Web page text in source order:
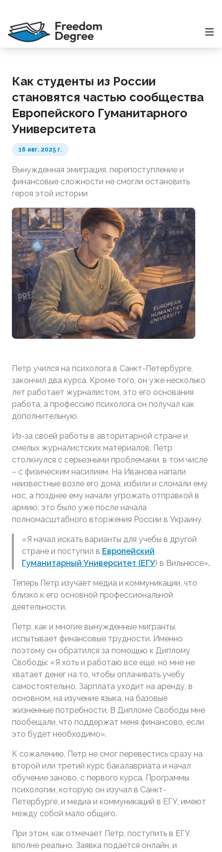
Как студенты из России
становятся частью сообщества
Европейского Гуманитарного
Университета
16 авг. 2025 г.
Вынужденная эмиграция, перепоступление и
финансовые сложности не смогли остановить
героя этой истории
Петр учился на психолога в Санкт-Петербурге,
закончил два курса. Кроме того, он уже несколько
лет работает журналистом, это его основания
работа, а профессию психолога он получал как
дополнительную.
Из-за своей работы в авторитарной стране и
смелых журналистских материалов, Петр
столкнулся с серьезными проблемами, в том числе
– с физическим насилием. На Иванова напали
неизвестные возле его дома, избили и сломали ему
нос, а позднее ему начали угрожать отправкой в
армию, это было уже после начала
полномасштабного вторжения России в Украину.
«Я начал искать варианты для учебы в другой
стране и поступил в Европейский
Гуманитарный Университет (ЕГУ) в Вильнюсе».
Теперь Петр изучает медиа и коммуникации, что
близко к его основной профессиональной
деятельности.
Петр, как и многие вынужденные мигранты,
испытывает финансовые трудности. Именно
поэтому он обратился за помощью к Диплому
Свободы: «Я хоть и работаю все еще, но мне не
хватает денег на то, чтобы оплачивать учебу
самостоятельно. Зарплата уходит на аренду, в
основном, на изучение языка, на базовые
жизненные потребности. В Дипломе Свободы мне
пообещали, что поддержат меня финансово, если
это будет необходимо».
К сожалению, Петр не смог перевестись сразу на
второй или третий курс бакалавриата и начал
обучение заново, с первого курса. Программы
психологии, которую он изучал в Санкт-
Петербурге, и медиа и коммуникаций в ЕГУ, имеют
между собой мало общего.
При этом, как отмечает Петр, поступить в ЕГУ
вполне реально. Заявка подается онлайн, и